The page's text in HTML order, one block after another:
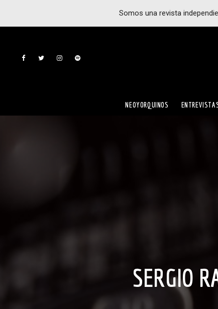
Somos una revista
NEOYORQUINOS
SERGIO RAMÍREZ: “EL CAUDILLO ES UN ENGENDRO